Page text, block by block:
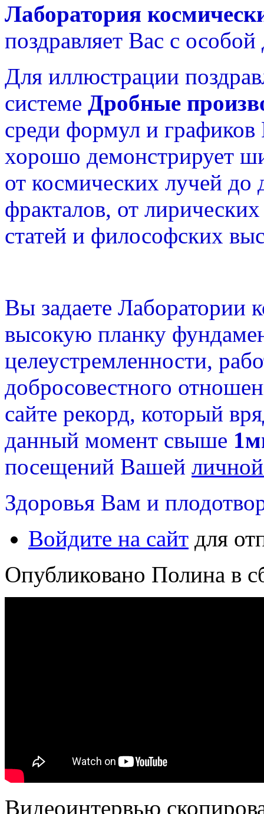
Лаборатория
поздравляет Вас с
Для иллюстрации
системе Дробные
среди формул и
хорошо демонстрирует
от космических лучей
фракталов, от
статей и философских
Вы задаете Лаборатории
высокую планку
целеустремленности,
добросовестного
сайте рекорд, который
данный момент свыше
посещений Вашей
Здоровья Вам и
Войдите на сайт для
Опубликовано Полина в
Видеоинтервью